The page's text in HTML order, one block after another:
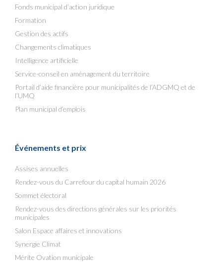
Fonds municipal d’action juridique
Formation
Gestion des actifs
Changements climatiques
Intelligence artificielle
Service-conseil en aménagement du territoire
Portail d’aide financière pour municipalités de l’ADGMQ et de
l’UMQ
Plan municipal d’emplois
Événements et prix
Assises annuelles
Rendez-vous du Carrefour du capital humain 2026
Sommet électoral
Rendez-vous des directions générales sur les priorités
municipales
Salon Espace affaires et innovations
Synergie Climat
Mérite Ovation municipale